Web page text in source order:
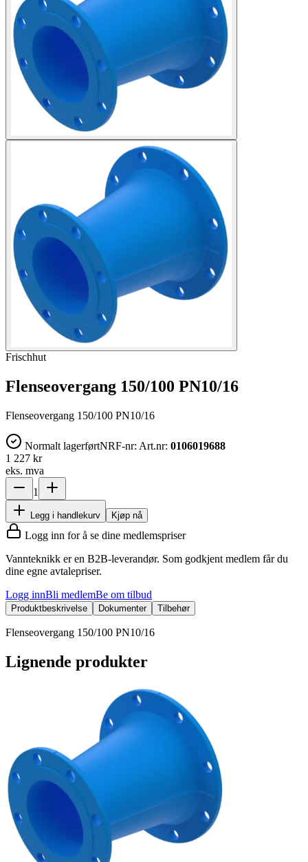
Frischhut
Flenseovergang 150/100 PN10/16
Flenseovergang 150/100 PN10/16
Normalt lagerførtNRF-nr: Art.nr: 0106019688
1 227 kr
eks. mva
1
Legg i handlekurv Kjøp nå
Logg inn for å se dine medlemspriser
Vannteknikk er en B2B-leverandør. Som godkjent medlem får du
dine egne avtalepriser.
Logg innBli medlemBe om tilbud
Produktbeskrivelse Dokumenter Tilbehør
Flenseovergang 150/100 PN10/16
Lignende produkter